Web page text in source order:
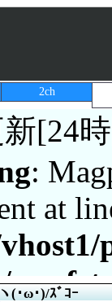
2ch
[24
:
at
(･ω･)/ｽﾞｺｰ